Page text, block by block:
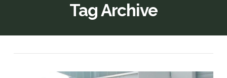
Tag Archive